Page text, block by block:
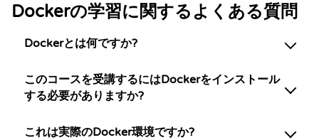
Dockerの学習に関するよくある質問
Dockerとは何ですか?
このコースを受講するにはDockerをインストール
する必要がありますか?
これは実際のDocker環境ですか?